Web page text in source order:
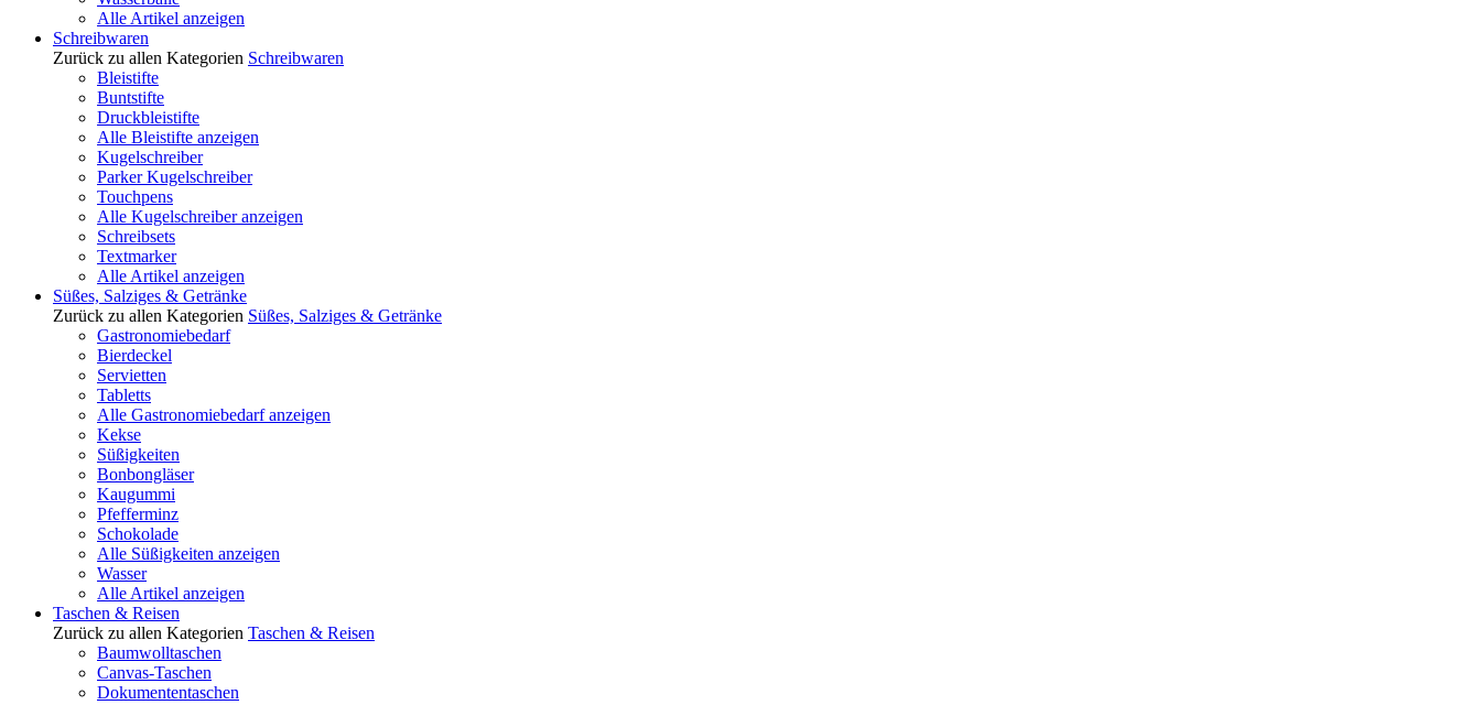
Alle Artikel anzeigen
Schreibwaren
Zurück zu allen Kategorien Schreibwaren
Bleistifte
Buntstifte
Druckbleistifte
Alle Bleistifte anzeigen
Kugelschreiber
Parker Kugelschreiber
Touchpens
Alle Kugelschreiber anzeigen
Schreibsets
Textmarker
Alle Artikel anzeigen
Süßes, Salziges & Getränke
Zurück zu allen Kategorien Süßes, Salziges & Getränke
Gastronomiebedarf
Bierdeckel
Servietten
Tabletts
Alle Gastronomiebedarf anzeigen
Kekse
Süßigkeiten
Bonbongläser
Kaugummi
Pfefferminz
Schokolade
Alle Süßigkeiten anzeigen
Wasser
Alle Artikel anzeigen
Taschen & Reisen
Zurück zu allen Kategorien Taschen & Reisen
Baumwolltaschen
Canvas-Taschen
Dokumententaschen